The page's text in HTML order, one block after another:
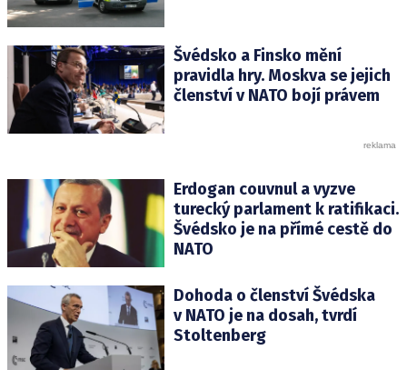
Švédsko a Finsko mění
pravidla hry. Moskva se jejich
členství v NATO bojí právem
Erdogan couvnul a vyzve
turecký parlament k ratifikaci.
Švédsko je na přímé cestě do
NATO
Dohoda o členství Švédska
v NATO je na dosah, tvrdí
Stoltenberg